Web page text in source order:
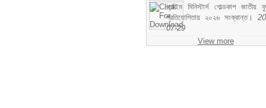
প্রাইম মিনিস্টার্স গোল্ডকাপ জাতীয়
প্রতিযোগিতায় ২০২৬ সংক্রান্ত।
07-29
View more